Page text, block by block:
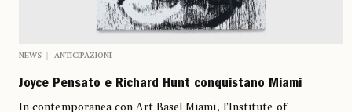
NEWS ANTICIPAZIONI
Joyce Pensato e Richard Hunt conquistano Miami
In contemporanea con Art Basel Miami, l’Institute of